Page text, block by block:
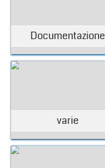
Documentazione
varie